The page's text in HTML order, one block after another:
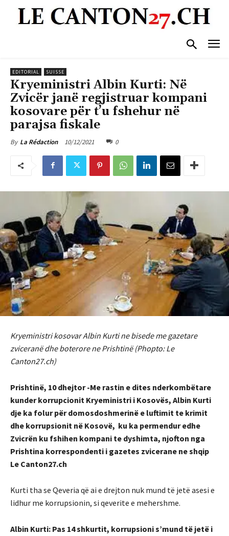
EDITORIAL SUISSE
Kryeministri Albin Kurti: Në
Zvicër janë regjistruar kompani
kosovare për t’u fshehur në
parajsa fiskale
By La Rédaction 10/12/2021 0
Kryeministri kosovar Albin Kurti ne bisede me gazetare
zviceranë dhe boterore ne Prishtinë (Phopto: Le
Canton27.ch)
Prishtinë, 10 dhejtor -Me rastin e dites nderkombëtare
kunder korrupcionit Kryeministri i Kosovës, Albin Kurti
dje ka folur për domosdoshmerinë e luftimit te krimit
dhe korrupsionit në Kosovë, ku ka permendur edhe
Zvicrën ku fshihen kompani te dyshimta, njofton nga
Prishtina korrespondenti i gazetes zvicerane ne shqip
Le Canton27.ch
Kurti tha se Qeveria që ai e drejton nuk mund të jetë asesi e
lidhur me korrupsionin, si qeverite e mehershme.
Albin Kurti: Pas 14 shkurtit, korrupsioni s’mund të jetë i